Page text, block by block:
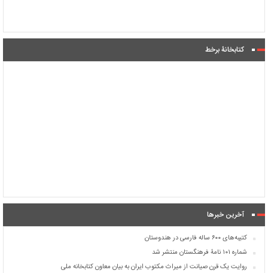
کتابخانۀ برخط
آخرین خبرها
کتیبه‌های ۶۰۰ ساله فارسی در هندوستان
شماره ۱۰۱ نامۀ فرهنگستان منتشر شد
روایت یک قرن صیانت از میراث مکتوب ایران به بیان معاون کتابخانه ملی